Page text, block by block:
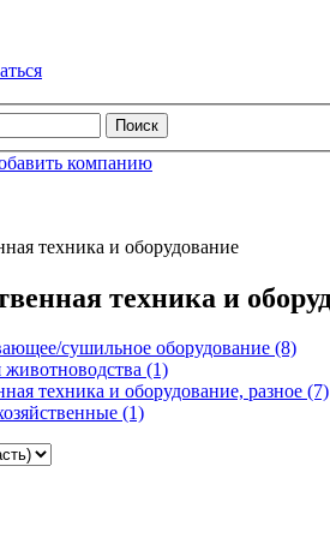
компанию
техника и оборудование
техника и
сушильное оборудование (8)
(1)
техника и оборудование, разное (7)
(1)